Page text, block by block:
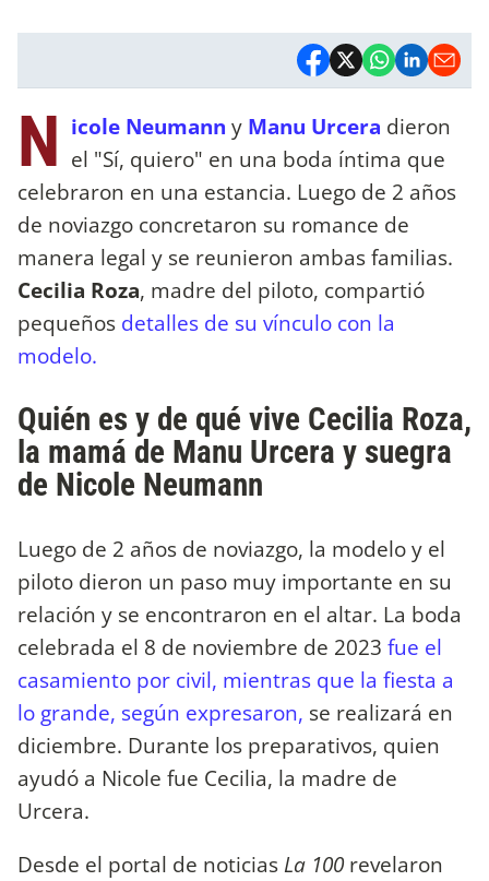
N icole Neumann y Manu Urcera dieron
el "Sí, quiero" en una boda íntima que
celebraron en una estancia. Luego de 2 años
de noviazgo concretaron su romance de
manera legal y se reunieron ambas familias.
Cecilia Roza, madre del piloto, compartió
pequeños detalles de su vínculo con la
modelo.
Quién es y de qué vive Cecilia Roza,
la mamá de Manu Urcera y suegra
de Nicole Neumann
Luego de 2 años de noviazgo, la modelo y el
piloto dieron un paso muy importante en su
relación y se encontraron en el altar. La boda
celebrada el 8 de noviembre de 2023 fue el
casamiento por civil, mientras que la fiesta a
lo grande, según expresaron, se realizará en
diciembre. Durante los preparativos, quien
ayudó a Nicole fue Cecilia, la madre de
Urcera.
Desde el portal de noticias La 100revelaron